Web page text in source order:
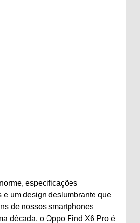
especificações
e um design deslumbrante que
de nossos smartphones
década, o Oppo Find X6 Pro é